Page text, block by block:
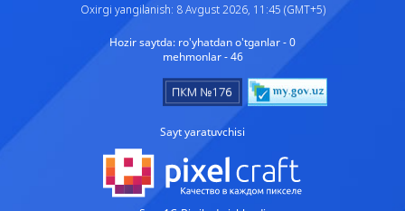
Oxirgi yangilanish: 8 Avgust 2026, 11:45 (GMT+5)
Hozir saytda: ro'yhatdan o'tganlar - 0
mehmonlar - 46
Sayt yaratuvchisi